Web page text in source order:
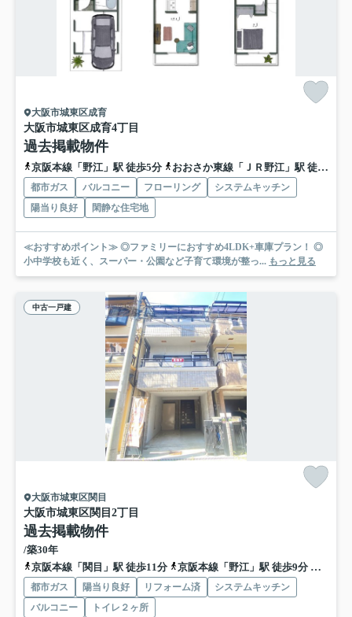
大阪市城東区成育
大阪市城東区成育4丁目
過去掲載物件
京阪本線「野江」駅 徒歩5分 おおさか東線「ＪＲ野江」駅 徒歩5分
都市ガス バルコニー フローリング
システムキッチン
陽当り良好
閑静な住宅地
≪おすすめポイント≫ ◎ファミリーにおすすめ4LDK+車庫プラン！ ◎
小中学校も近く、スーパー・公園など子育て環境が整っ... もっと見る
中古一戸建
大阪市城東区関目
大阪市城東区関目2丁目
過去掲載物件
/築30年
京阪本線「関目」駅 徒歩11分
京阪本線「野江」駅 徒歩9分 地下鉄
都市ガス 陽当り良好 リフォーム済
システムキッチン
バルコニー
トイレ２ヶ所